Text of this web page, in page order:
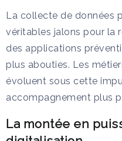
La collecte de données
véritables jalons pour la
des applications
plus abouties. Les
évoluent sous cette
accompagnement plus
La montée en